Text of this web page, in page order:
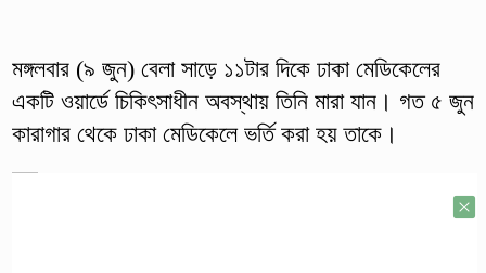
মঙ্গলবার (৯ জুন) বেলা সাড়ে ১১টার দিকে ঢাকা মেডিকেলের
একটি ওয়ার্ডে চিকিৎসাধীন অবস্থায় তিনি মারা যান। গত ৫ জুন
কারাগার থেকে ঢাকা মেডিকেলে ভর্তি করা হয় তাকে।